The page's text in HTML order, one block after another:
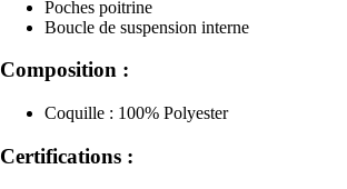
Poches poitrine
Boucle de suspension interne
Composition :
Coquille : 100% Polyester
Certifications :